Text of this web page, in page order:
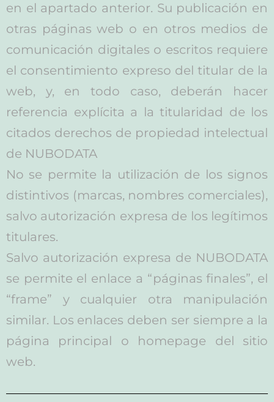
en el apartado anterior. Su publicación en
otras páginas web o en otros medios de
comunicación digitales o escritos requiere
el consentimiento expreso del titular de la
web, y, en todo caso, deberán hacer
referencia explícita a la titularidad de los
citados derechos de propiedad intelectual
de NUBODATA
No se permite la utilización de los signos
distintivos (marcas, nombres comerciales),
salvo autorización expresa de los legítimos
titulares.
Salvo autorización expresa de NUBODATA
se permite el enlace a “páginas finales”, el
“frame” y cualquier otra manipulación
similar. Los enlaces deben ser siempre a la
página principal o homepage del sitio
web.